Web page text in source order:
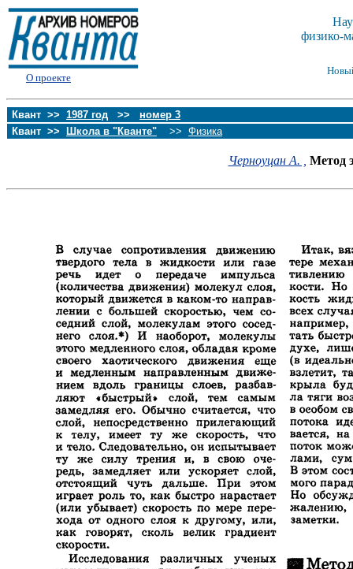
О проекте
физико-
Квант >> 1987 год >> номер 3
Квант >>
Школа в "Кванте" >> Физика
Черноуцан А. , Метод